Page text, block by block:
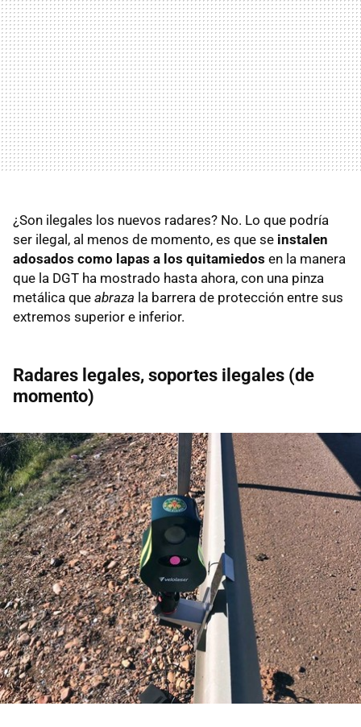
¿Son ilegales los nuevos radares? No. Lo que podría
ser ilegal, al menos de momento, es que se instalen
adosados como lapas a los quitamiedos en la manera
que la DGT ha mostrado hasta ahora, con una pinza
metálica que abraza la barrera de protección entre sus
extremos superior e inferior.
Radares legales, soportes ilegales (de
momento)